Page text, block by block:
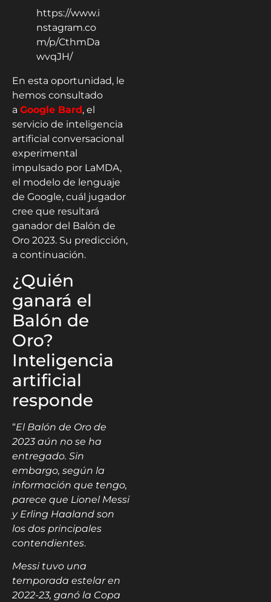
https://www.i
nstagram.co
m/p/CthmDa
wvqJH/
En esta oportunidad, le
hemos consultado
a Google Bard, el
servicio de inteligencia
artificial conversacional
experimental
impulsado por LaMDA,
el modelo de lenguaje
de Google, cuál jugador
cree que resultará
ganador del Balón de
Oro 2023. Su predicción,
a continuación.
¿Quién
ganará el
Balón de
Oro?
Inteligencia
artificial
responde
“El Balón de Oro de
2023 aún no se ha
entregado. Sin
embargo, según la
información que tengo,
parece que Lionel Messi
y Erling Haaland son
los dos principales
contendientes.
Messi tuvo una
temporada estelar en
2022-23, ganó la Copa